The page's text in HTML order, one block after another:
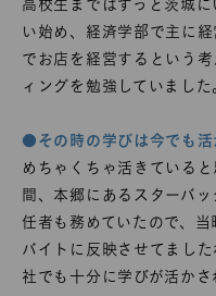
い始め、経済学部で主に
でお店を経営するという
ィングを勉強していました
●その時の学びは今でも活
めちゃくちゃ活きている
間、本郷にあるスターバ
任者も務めていたので、
バイトに反映させてまし
社でも十分に学びが活かさ